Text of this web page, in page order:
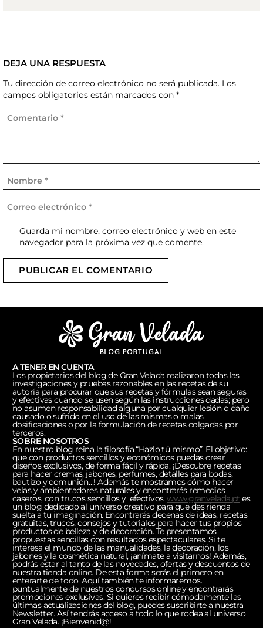
DEJA UNA RESPUESTA
Tu dirección de correo electrónico no será publicada. Los
campos obligatorios están marcados con *
Guarda mi nombre, correo electrónico y web en este
navegador para la próxima vez que comente.
PUBLICAR EL COMENTARIO
A TENER EN CUENTA
Los propietarios del blog de Gran Velada realizaron todas las
investigaciones y pruebas razonables en las recetas de su
autoría para procurar que sus recetas y fórmulas sean seguras
y efectivas cuando se usen según las instrucciones dadas; pero
no asumen responsabilidad alguna por cualquier lesión o daño
causado o sufrido en el uso de las mismas o malas
dosificaciones o por la formulación de recetas colgadas por
terceros.
SOBRE NOSOTROS
En nuestro blog reina la filosofía “Hazlo tú mismo”. El objetivo:
que con productos sencillos y económicos puedas crear
diseños exclusivos, de forma fácil y rápida. ¡Descubre recetas
para hacer cremas, jabones, perfumes, detalles para bodas,
bautizo y comunión…! Además te mostramos cómo hacer
velas y ambientadores naturales y encontrarás remedios
caseros, con trucos sencillos y. efectivos.www.granvelada.pt es
un blog dedicado al universo creativo para que des rienda
suelta a tu imaginación. Encontrarás decenas de ideas, recetas
gratuitas, trucos, consejos y tutoriales para hacer tus propios
productos de belleza y de decoración. Te presentamos
propuestas sencillas con resultados espectaculares. Si te
interesa el mundo de las manualidades, la decoración, los
jabones y la cosmética natural, ¡anímate a visitarnos! Además,
podrás estar al tanto de las novedades, ofertas y descuentos de
nuestra tienda online. De esta forma serás el primero en
enterarte de todo. Aquí también te informaremos.
puntualmente de nuestros concursos online y encontrarás
promociones exclusivas. Si quieres recibir cómodamente las
últimas actualizaciones del blog, puedes suscribirte a nuestra
Newsletter. Así tendrás acceso a todo lo que rodea al universo
Gran Velada. ¡Bienvenid@!